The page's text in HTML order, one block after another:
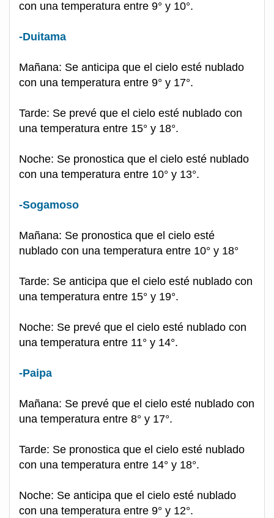
con una temperatura entre 9° y 10°.
-Duitama
Mañana: Se anticipa que el cielo esté nublado
con una temperatura entre 9° y 17°.
Tarde: Se prevé que el cielo esté nublado con
una temperatura entre 15° y 18°.
Noche: Se pronostica que el cielo esté nublado
con una temperatura entre 10° y 13°.
-Sogamoso
Mañana: Se pronostica que el cielo esté
nublado con una temperatura entre 10° y 18°
Tarde: Se anticipa que el cielo esté nublado con
una temperatura entre 15° y 19°.
Noche: Se prevé que el cielo esté nublado con
una temperatura entre 11° y 14°.
-Paipa
Mañana: Se prevé que el cielo esté nublado con
una temperatura entre 8° y 17°.
Tarde: Se pronostica que el cielo esté nublado
con una temperatura entre 14° y 18°.
Noche: Se anticipa que el cielo esté nublado
con una temperatura entre 9° y 12°.